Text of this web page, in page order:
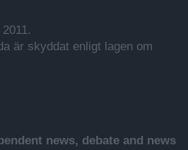
är skyddat enligt lagen om
news, debate and news